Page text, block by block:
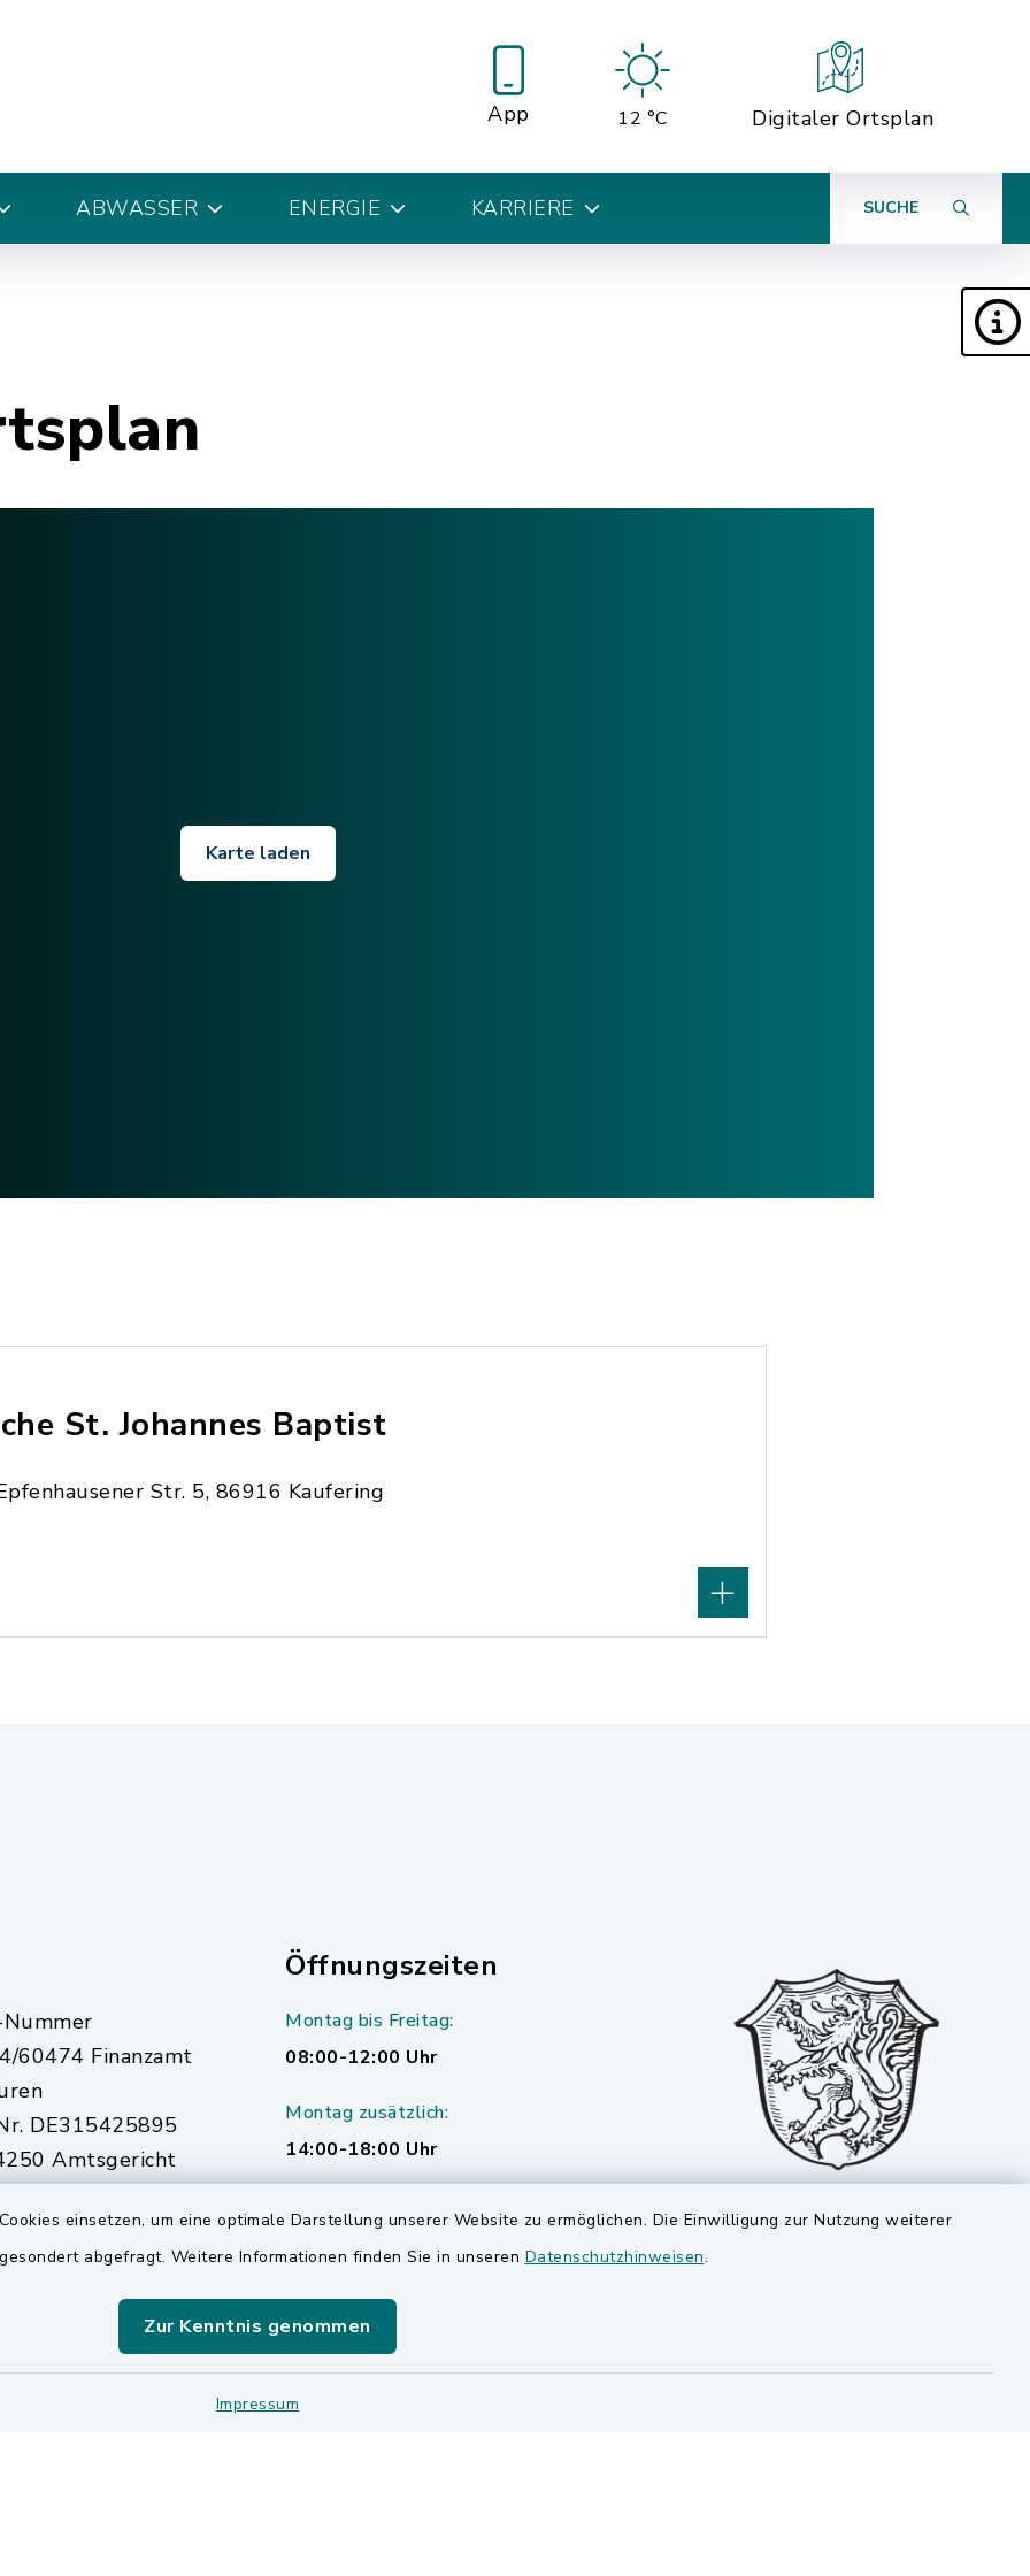
einsetzen, um eine optimale Darstellung unserer Website zu ermöglichen. Die Einwilligung zur Nutzung weiterer
abgefragt. Weitere Informationen finden Sie in unseren Datenschutzhinweisen.
Zur Kenntnis genommen
Impressum
App 12 °C Digitaler Ortsplan
ABWASSER ENERGIE KARRIERE SUCHE
Karte laden
St. Johannes Baptist
Str. 5, 86916 Kaufering
60474 Finanzamt
DE315425895
Amtsgericht
Öffnungszeiten
Montag bis Freitag:
08:00-12:00 Uhr
Montag zusätzlich:
14:00-18:00 Uhr